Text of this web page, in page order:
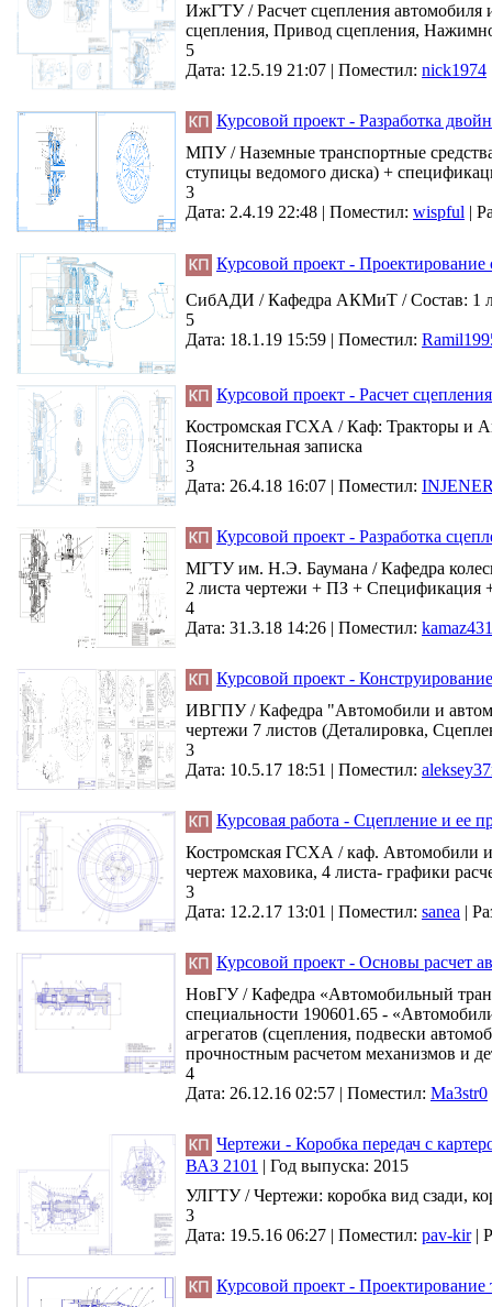
ИжГТУ / Расчет сцепления автомобиля
сцепления, Привод сцепления,
5
Дата: 12.5.19 21:07 | Поместил: nick1974
Курсовой проект - Разработка
МПУ / Наземные транспортные
ступицы ведомого диска) +
3
Дата: 2.4.19 22:48 | Поместил: wispful |
Курсовой проект -
СибАДИ / Кафедра АКМиТ / Состав: 1
5
Дата: 18.1.19 15:59 | Поместил:
Курсовой проект - Расчет
Костромская ГСХА / Каф: Тракторы и
Пояснительная записка
3
Дата: 26.4.18 16:07 | Поместил:
Курсовой проект - Разработка
МГТУ им. Н.Э. Баумана / Кафедра
2 листа чертежи + ПЗ + Спецификация
4
Дата: 31.3.18 14:26 | Поместил:
Курсовой проект -
ИВГПУ / Кафедра "Автомобили и
чертежи 7 листов (Деталировка,
3
Дата: 10.5.17 18:51 | Поместил:
Курсовая работа - Сцепление и ее
Костромская ГСХА / каф. Автомобили и
чертеж маховика, 4 листа- графики
3
Дата: 12.2.17 13:01 | Поместил: sanea |
Курсовой проект - Основы расчет
НовГУ / Кафедра «Автомобильный
специальности 190601.65 -
агрегатов (сцепления, подвески
прочностным расчетом механизмов и
4
Дата: 26.12.16 02:57 | Поместил: Ma3str0
Чертежи - Коробка передач с
ВАЗ 2101 | Год выпуска: 2015
УЛГТУ / Чертежи: коробка вид сзади,
3
Дата: 19.5.16 06:27 | Поместил: pav-kir|
Курсовой проект - Проектирование